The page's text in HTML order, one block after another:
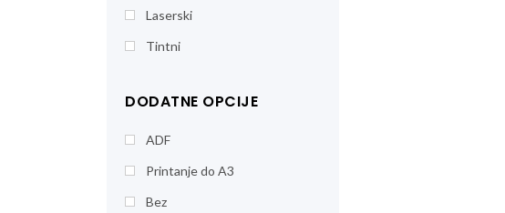
Laserski
Tintni
DODATNE OPCIJE
ADF
Printanje do A3
Bez